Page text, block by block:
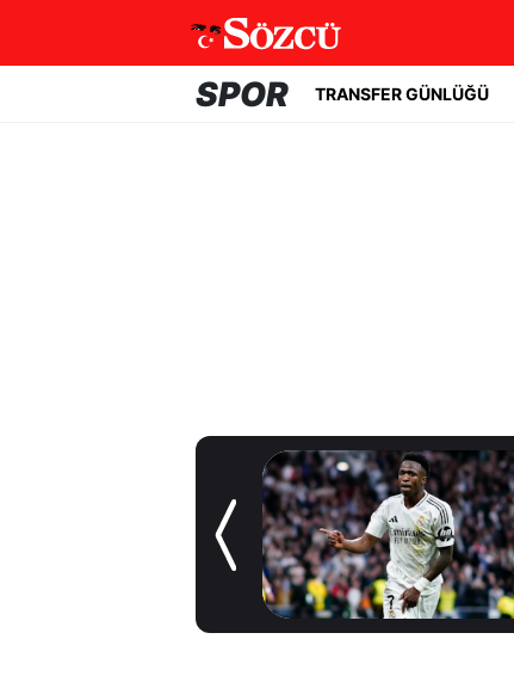
SPOR TRANSFER GÜNLÜĞÜ
sürpriz orta saha